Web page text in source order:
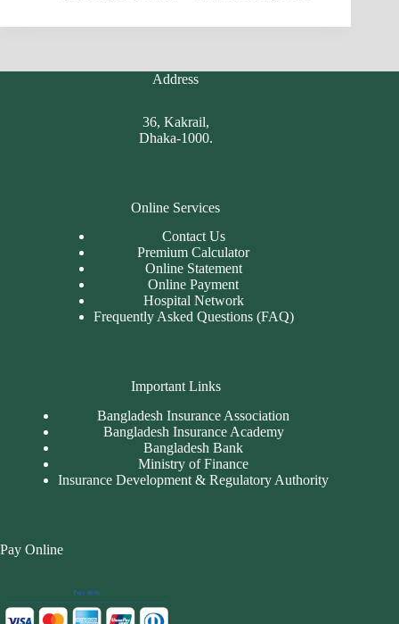
Address
36, Kakrail,
Dhaka-1000.
Online Services
Contact Us
Premium Calculator
Online Statement
Online Payment
Hospital Network
Frequently Asked Questions (FAQ)
Important Links
Bangladesh Insurance Association
Bangladesh Insurance Academy
Bangladesh Bank
Ministry of Finance
Insurance Development & Regulatory Authority
Pay Online